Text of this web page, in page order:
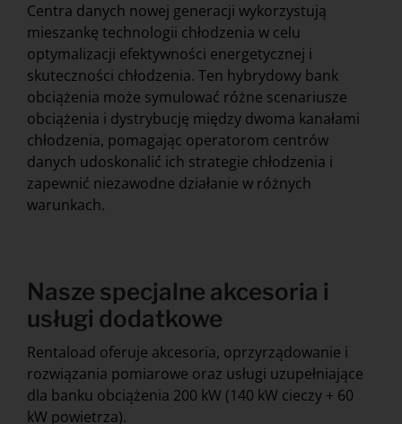
Centra danych nowej generacji wykorzystują
mieszankę technologii chłodzenia w celu
optymalizacji efektywności energetycznej i
skuteczności chłodzenia. Ten hybrydowy bank
obciążenia może symulować różne scenariusze
obciążenia i dystrybucję między dwoma kanałami
chłodzenia, pomagając operatorom centrów
danych udoskonalić ich strategie chłodzenia i
zapewnić niezawodne działanie w różnych
warunkach.
Nasze specjalne akcesoria i
usługi dodatkowe
Rentaload oferuje akcesoria, oprzyrządowanie i
rozwiązania pomiarowe oraz usługi uzupełniające
dla banku obciążenia 200 kW (140 kW cieczy + 60
kW powietrza).